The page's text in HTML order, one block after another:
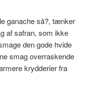
ganache så?, tænker
af safran, som ikke
den gode hvide
smag overraskende
krydderier fra